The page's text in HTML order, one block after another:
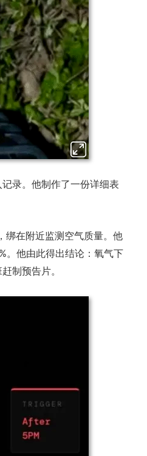
录。他制作了一份详细表
绑在附近监测空气质量。他
。他由此得出结论：氧气下
制预告片。